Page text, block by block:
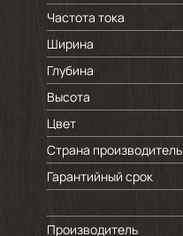
Частота тока
Ширина
Глубина
Высота
Цвет
Страна производитель
Гарантийный срок
Производитель